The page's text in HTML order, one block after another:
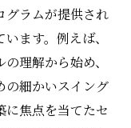
グラムが提供され
ます。例えば、
理解から始め、
の細かいスイング
焦点を当てたセ